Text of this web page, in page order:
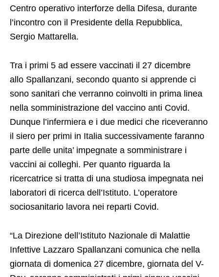
Centro operativo interforze della Difesa, durante
l’incontro con il Presidente della Repubblica,
Sergio Mattarella.
Tra i primi 5 ad essere vaccinati il 27 dicembre
allo Spallanzani, secondo quanto si apprende ci
sono sanitari che verranno coinvolti in prima linea
nella somministrazione del vaccino anti Covid.
Dunque l’infermiera e i due medici che riceveranno
il siero per primi in Italia successivamente faranno
parte delle unita’ impegnate a somministrare i
vaccini ai colleghi. Per quanto riguarda la
ricercatrice si tratta di una studiosa impegnata nei
laboratori di ricerca dell’Istituto. L’operatore
sociosanitario lavora nei reparti Covid.
“La Direzione dell’Istituto Nazionale di Malattie
Infettive Lazzaro Spallanzani comunica che nella
giornata di domenica 27 dicembre, giornata del V-